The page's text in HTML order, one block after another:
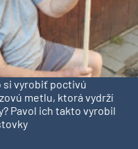
si vyrobiť poctivú
metlu, ktorá vydrží
Pavol ich takto vyrobil